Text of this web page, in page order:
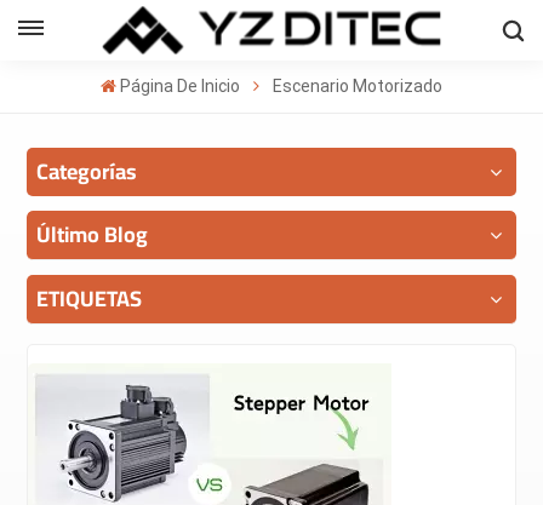
Página De Inicio Escenario Motorizado
Categorías
Último Blog
ETIQUETAS